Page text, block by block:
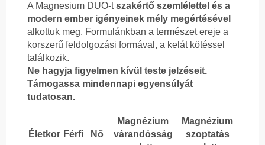
A Magnesium DUO-tszakértő szemlélettel és a
modern ember igényeinek mély megértésével
alkottuk meg. Formulánkban a természet ereje a
korszerű feldolgozási formával, a kelát kötéssel
találkozik.
Ne hagyja figyelmen kívül teste jelzéseit.
Támogassa mindennapi egyensúlyát
tudatosan.
Életkor Férfi Nő
Magnézium
várandósság
Magnézium
szoptatás